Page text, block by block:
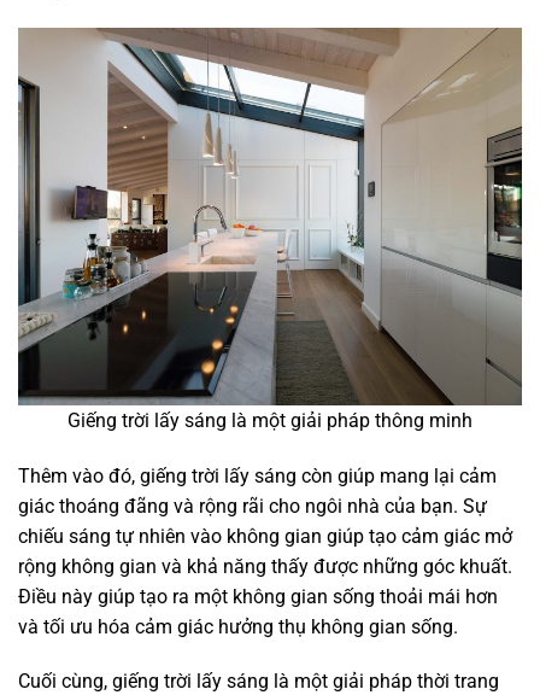
Giếng trời lấy sáng là một giải pháp thông minh
Thêm vào đó, giếng trời lấy sáng còn giúp mang lại cảm
giác thoáng đãng và rộng rãi cho ngôi nhà của bạn. Sự
chiếu sáng tự nhiên vào không gian giúp tạo cảm giác mở
rộng không gian và khả năng thấy được những góc khuất.
Điều này giúp tạo ra một không gian sống thoải mái hơn
và tối ưu hóa cảm giác hưởng thụ không gian sống.
Cuối cùng, giếng trời lấy sáng là một giải pháp thời trang